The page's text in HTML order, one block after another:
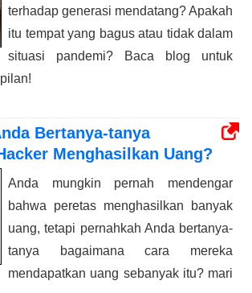
terhadap generasi mendatang? Apakah
itu tempat yang bagus atau tidak dalam
situasi pandemi? Baca blog untuk
Bertanya-tanya
Menghasilkan Uang?
Anda mungkin pernah mendengar
bahwa peretas menghasilkan banyak
uang, tetapi pernahkah Anda bertanya-
tanya bagaimana cara mereka
mendapatkan uang sebanyak itu? mari